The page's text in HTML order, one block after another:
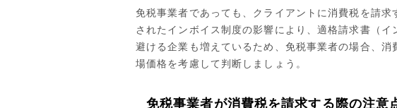
免税事業者であっても、クライアントに消費税を請
されたインボイス制度の影響により、適格請求書（
避ける企業も増えているため、免税事業者の場合、
場価格を考慮して判断しましょう。
免税事業者が消費税を請求する際の注意